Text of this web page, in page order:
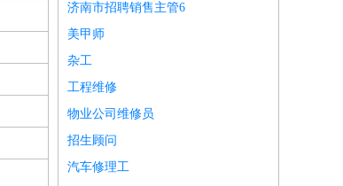
济南市招聘销售主管6
美甲师
杂工
工程维修
物业公司维修员
招生顾问
汽车修理工